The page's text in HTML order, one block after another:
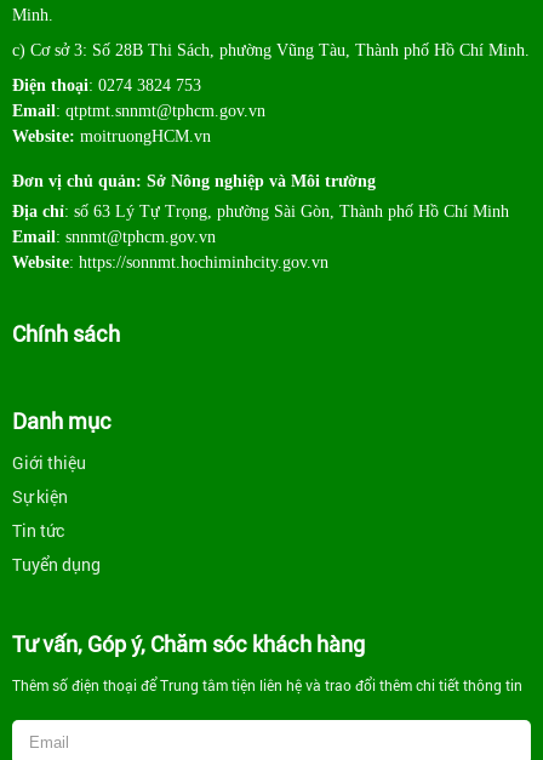
Minh.
c) Cơ sở 3: Số 28B Thi Sách, phường Vũng Tàu, Thành phố Hồ Chí Minh.
Điện thoại: 0274 3824 753
Email: qtptmt.snnmt@tphcm.gov.vn
Website: moitruongHCM.vn
Đơn vị chủ quản: Sở Nông nghiệp và Môi trường
Địa chỉ: số 63 Lý Tự Trọng, phường Sài Gòn, Thành phố Hồ Chí Minh
Email: snnmt@tphcm.gov.vn
Website: https://sonnmt.hochiminhcity.gov.vn
Chính sách
Danh mục
Giới thiệu
Sự kiện
Tin tức
Tuyển dụng
Tư vấn, Góp ý, Chăm sóc khách hàng
Thêm số điện thoại để Trung tâm tiện liên hệ và trao đổi thêm chi tiết thông tin